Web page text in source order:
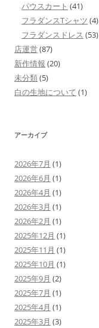
パウスカート (41)
フラダンスTシャツ (4)
フラダンスドレス (53)
店運営(87)
新作情報 (20)
未分類(5)
白の生地について (1)
アーカイブ
2026年7月 (1)
2026年6月 (1)
2026年4月 (1)
2026年3月 (1)
2026年2月 (1)
2025年12月 (1)
2025年11月 (1)
2025年10月 (1)
2025年9月 (2)
2025年7月 (1)
2025年4月 (1)
2025年3月 (3)